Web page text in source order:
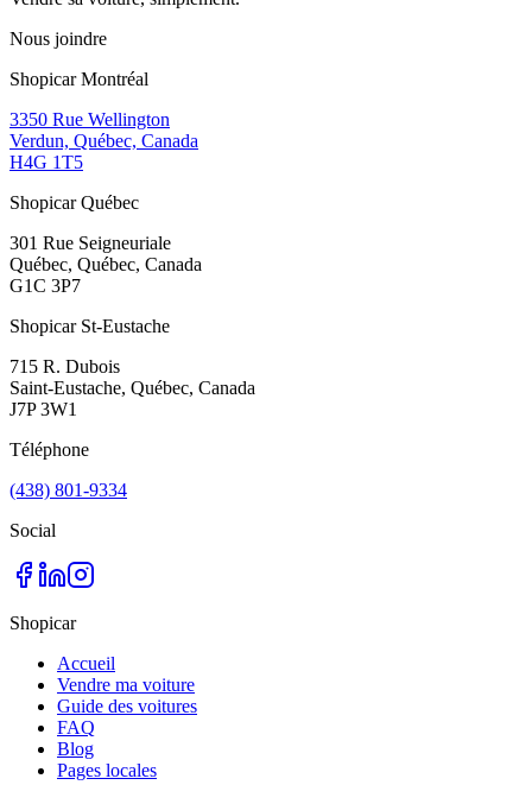
Nous joindre
Shopicar Montréal
3350 Rue Wellington
Verdun, Québec, Canada
H4G 1T5
Shopicar Québec
301 Rue Seigneuriale
Québec, Québec, Canada
G1C 3P7
Shopicar St-Eustache
715 R. Dubois
Saint-Eustache, Québec, Canada
J7P 3W1
Téléphone
(438) 801-9334
Social
Shopicar
Accueil
Vendre ma voiture
Guide des voitures
FAQ
Blog
Pages locales